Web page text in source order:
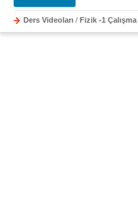
Ders Videoları / Fizik -1